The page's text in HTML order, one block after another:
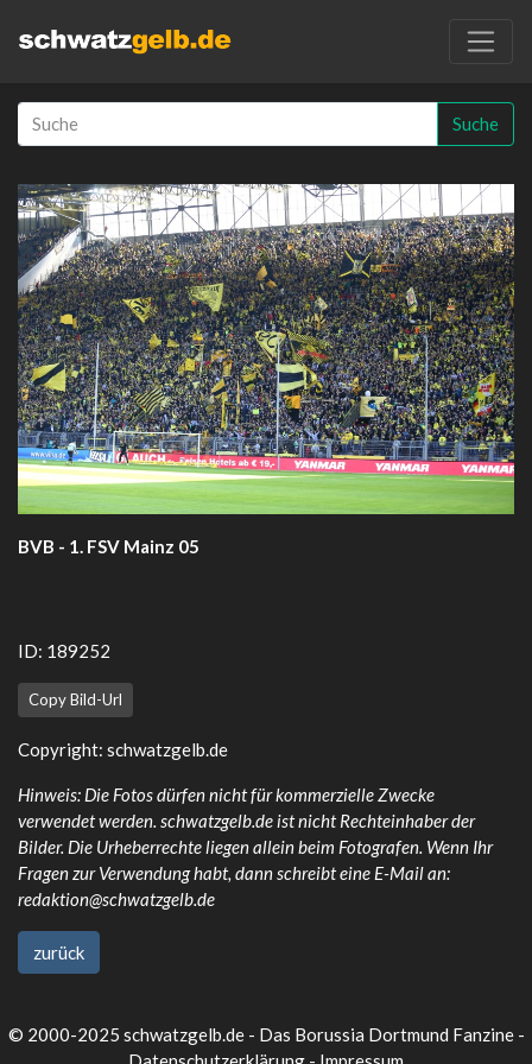
Suche
BVB - 1. FSV Mainz 05
ID: 189252
Copy Bild-Url
Copyright: schwatzgelb.de
Hinweis: Die Fotos dürfen nicht für kommerzielle Zwecke
verwendet werden. schwatzgelb.de ist nicht Rechteinhaber der
Bilder. Die Urheberrechte liegen allein beim Fotografen. Wenn Ihr
Fragen zur Verwendung habt, dann schreibt eine E-Mail an:
redaktion@schwatzgelb.de
zurück
© 2000-2025 schwatzgelb.de - Das Borussia Dortmund Fanzine -